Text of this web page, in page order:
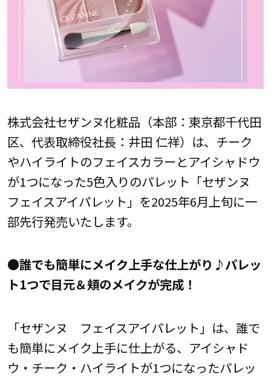
株式会社セザンヌ化粧品（本部：東京都千代田
区、代表取締役社長：井田 仁祥）は、チーク
やハイライトのフェイスカラーとアイシャドウ
が1つになった5色入りのパレット「セザンヌ
フェイスアイパレット」を2025年6月上旬に一
部先行発売いたします。
●誰でも簡単にメイク上手な仕上がり♪パレッ
ト1つで目元＆頬のメイクが完成！
「セザンヌ フェイスアイパレット」は、誰で
も簡単にメイク上手に仕上がる、アイシャド
ウ・チーク・ハイライトが1つになったパレッ